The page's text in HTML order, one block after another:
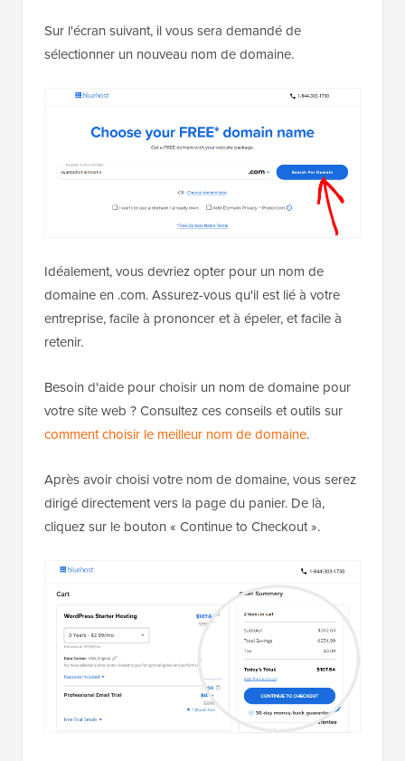
Sur l'écran suivant, il vous sera demandé de
sélectionner un nouveau nom de domaine.
Idéalement, vous devriez opter pour un nom de
domaine en .com. Assurez-vous qu'il est lié à votre
entreprise, facile à prononcer et à épeler, et facile à
retenir.
Besoin d'aide pour choisir un nom de domaine pour
votre site web ? Consultez ces conseils et outils sur
comment choisir le meilleur nom de domaine.
Après avoir choisi votre nom de domaine, vous serez
dirigé directement vers la page du panier. De là,
cliquez sur le bouton « Continue to Checkout ».